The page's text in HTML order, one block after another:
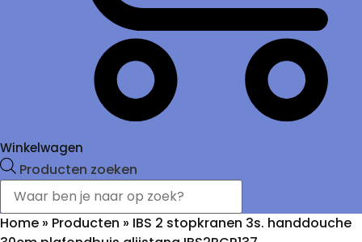
Winkelwagen
Producten zoeken
Home » Producten » IBS 2 stopkranen 3s. handdouche